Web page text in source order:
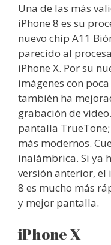
Una de las más
iPhone 8 es su
nuevo chip A11
parecido al
iPhone X. Por su
imágenes con
también ha
grabación de
pantalla
más modernos.
inalámbrica. Si ya
versión anterior, el
8 es mucho más
y mejor pantalla.
iPhone X